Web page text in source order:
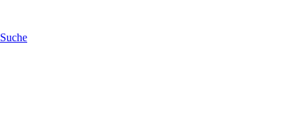
Suche